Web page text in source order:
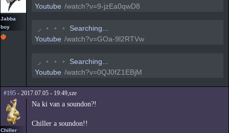
Jabba
boy
Youtube /watch?v=9-jzEa0qwD8
◟ ◦ ◦ ◦
Searching...
Youtube /watch?v=GOa-9l2RTVw
◟ ◦ ◦ ◦
Searching...
Youtube /watch?v=0QJ0fZ1EBjM
#195 - 2017.07.05 - 19:49,sze
Chiller
Na ki van a soundon?!
Chiller a soundon!!